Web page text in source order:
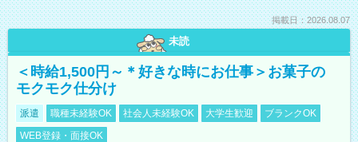
掲載日：2026.08.07
未読
＜時給1,500円～＊好きな時にお仕事＞お菓子の
モクモク仕分け
派遣 職種未経験OK 社会人未経験OK 大学生歓迎
ブランクOK
WEB登録・面接OK